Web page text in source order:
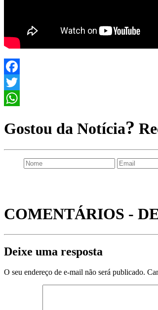
Facebook
Twitter
Gostou da Notícia?
COMENTÁRIOS -
Deixe uma resposta
O seu endereço de e-mail não será publicado.